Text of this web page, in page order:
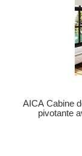
AICA Cabine
pivotante